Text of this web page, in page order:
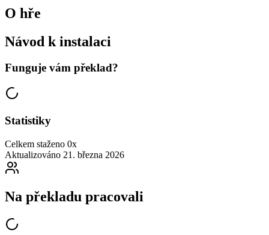
O hře
Návod k instalaci
Funguje vám překlad?
Statistiky
Celkem staženo 0x
Aktualizováno 21. března 2026
Na překladu pracovali